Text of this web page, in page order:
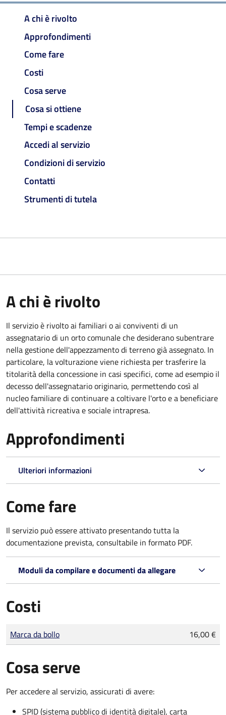
A chi è rivolto
Approfondimenti
Come fare
Costi
Cosa serve
Cosa si ottiene
Tempi e scadenze
Accedi al servizio
Condizioni di servizio
Contatti
Strumenti di tutela
A chi è rivolto
Il servizio è rivolto ai familiari o ai conviventi di un
assegnatario di un orto comunale che desiderano subentrare
nella gestione dell'appezzamento di terreno già assegnato. In
particolare, la volturazione viene richiesta per trasferire la
titolarità della concessione in casi specifici, come ad esempio il
decesso dell'assegnatario originario, permettendo così al
nucleo familiare di continuare a coltivare l'orto e a beneficiare
dell'attività ricreativa e sociale intrapresa.
Approfondimenti
Ulteriori informazioni
Come fare
Il servizio può essere attivato presentando tutta la
documentazione prevista, consultabile in formato PDF.
Moduli da compilare e documenti da allegare
Costi
Tipo di pagamento
Importo
Marca da bollo 16,00 €
Cosa serve
Per accedere al servizio, assicurati di avere:
SPID (sistema pubblico di identità digitale), carta